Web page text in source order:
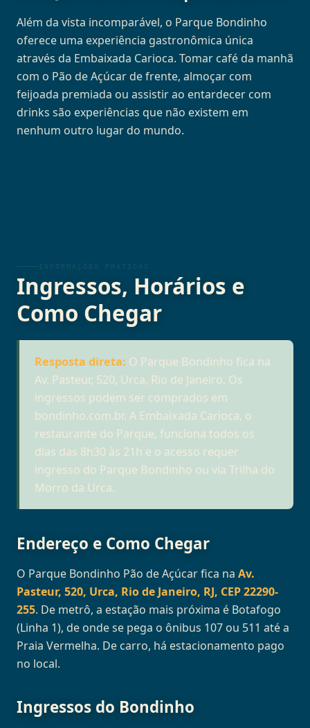
Além da vista incomparável, o Parque Bondinho
oferece uma experiência gastronômica única
através da Embaixada Carioca. Tomar café da manhã
com o Pão de Açúcar de frente, almoçar com
feijoada premiada ou assistir ao entardecer com
drinks são experiências que não existem em
nenhum outro lugar do mundo.
INFORMAÇÕES PRÁTICAS
Ingressos, Horários e
Como Chegar
Resposta direta: O Parque Bondinho fica na
Av. Pasteur, 520, Urca, Rio de Janeiro. Os
ingressos podem ser comprados em
bondinho.com.br. A Embaixada Carioca, o
restaurante do Parque, funciona todos os
dias das 8h30 às 21h e o acesso requer
ingresso do Parque Bondinho ou via Trilha do
Morro da Urca.
Endereço e Como Chegar
O Parque Bondinho Pão de Açúcar fica na Av.
Pasteur, 520, Urca, Rio de Janeiro, RJ, CEP 22290-
255. De metrô, a estação mais próxima é Botafogo
(Linha 1), de onde se pega o ônibus 107 ou 511 até a
Praia Vermelha. De carro, há estacionamento pago
no local.
Ingressos do Bondinho